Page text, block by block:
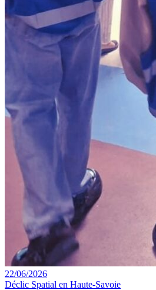
22/06/2026
Déclic Spatial en Haute-Savoie